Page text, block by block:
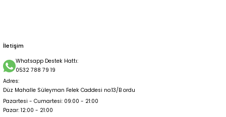
GOLD YUMUŞAK DOKU SAPLI ABİYE ÇANTA GOLD
2.000,00 TL
İletişim
Whatsapp Destek Hattı:
0532 788 79 19
Adres:
Düz Mahalle Süleyman Felek Caddesi no:13/B ordu
Pazartesi - Cumartesi: 09:00 - 21:00
Pazar: 12:00 - 21:00